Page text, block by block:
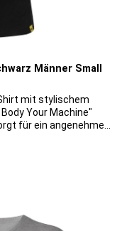
Männer Small
mit stylischem
Your Machine"
für ein angenehmes
die spezielle